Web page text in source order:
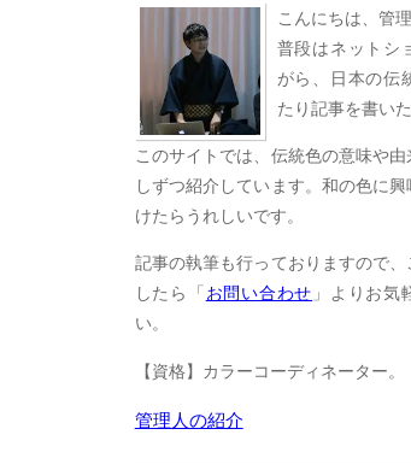
こんにちは、管
普段はネットシ
がら、日本の伝
たり記事を書い
このサイトでは、伝統色の意味や
しずつ紹介しています。和の色に
けたらうれしいです。
記事の執筆も行っておりますので、
したら「お問い合わせ 」よりお気
い。
【資格】カラーコーディネーター。
管理人の紹介